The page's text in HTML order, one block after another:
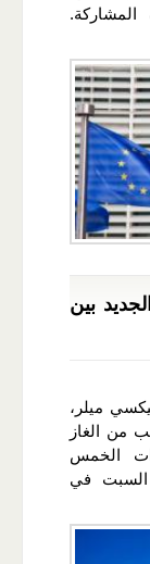
المشاركة.
بين
ميلر،
متر مكعب من الغاز
الخمس
السبت في